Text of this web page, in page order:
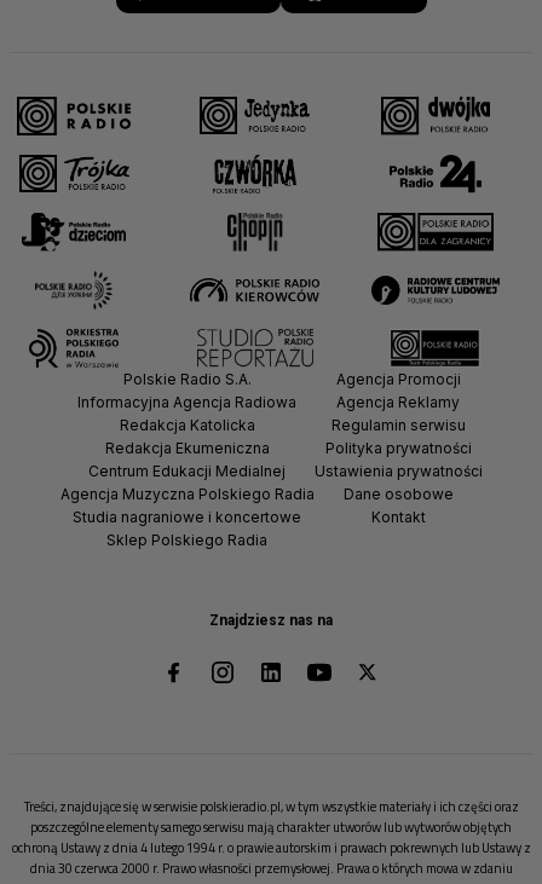
Znajdziesz nas na
Polskie Radio S.A.
Informacyjna Agencja Radiowa
Redakcja Katolicka
Redakcja Ekumeniczna
Centrum Edukacji Medialnej
Agencja Muzyczna Polskiego Radia
Studia nagraniowe i koncertowe
Sklep Polskiego Radia
Agencja Promocji
Agencja Reklamy
Regulamin serwisu
Polityka prywatności
Ustawienia prywatności
Dane osobowe
Kontakt
Treści, znajdujące się w serwisie polskieradio.pl, w tym wszystkie materiały i ich części oraz
poszczególne elementy samego serwisu mają charakter utworów lub wytworów objętych
ochroną Ustawy z dnia 4 lutego 1994 r. o prawie autorskim i prawach pokrewnych lub Ustawy z
dnia 30 czerwca 2000 r. Prawo własności przemysłowej. Prawa o których mowa w zdaniu